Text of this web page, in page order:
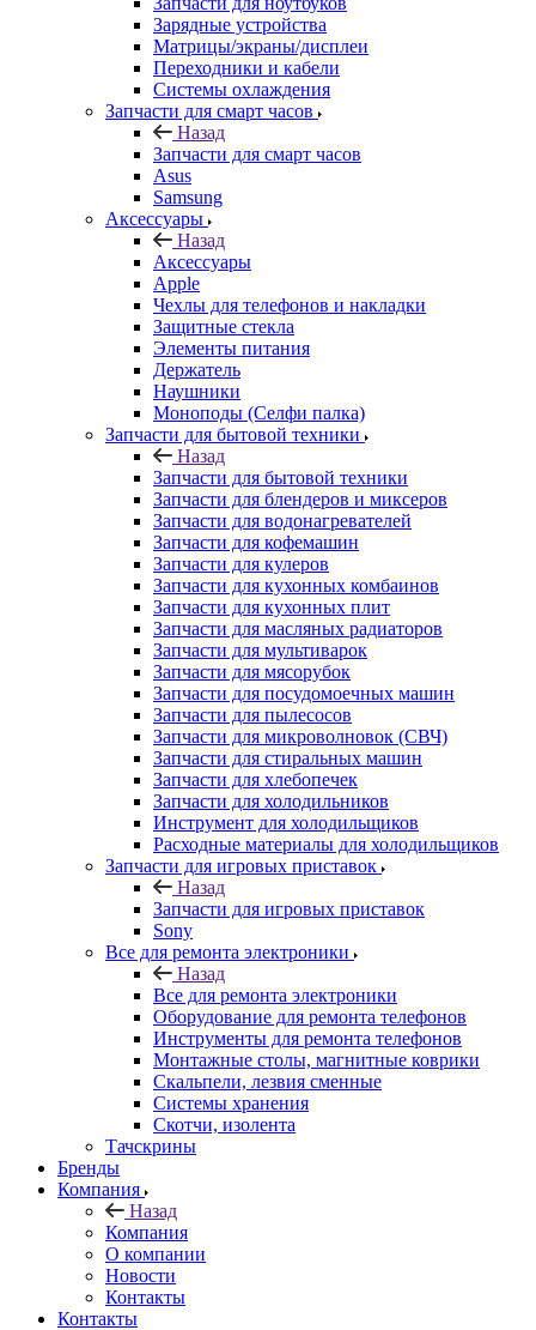
Зарядные устройства
Матрицы/экраны/дисплеи
Переходники и кабели
Системы охлаждения
Запчасти для смарт часов
Назад
Запчасти для смарт часов
Asus
Samsung
Аксессуары
Назад
Аксессуары
Apple
Чехлы для телефонов и накладки
Защитные стекла
Элементы питания
Держатель
Наушники
Моноподы (Селфи палка)
Запчасти для бытовой техники
Назад
Запчасти для бытовой техники
Запчасти для блендеров и миксеров
Запчасти для водонагревателей
Запчасти для кофемашин
Запчасти для кулеров
Запчасти для кухонных комбаинов
Запчасти для кухонных плит
Запчасти для масляных радиаторов
Запчасти для мультиварок
Запчасти для мясорубок
Запчасти для посудомоечных машин
Запчасти для пылесосов
Запчасти для микроволновок (СВЧ)
Запчасти для стиральных машин
Запчасти для хлебопечек
Запчасти для холодильников
Инструмент для холодильщиков
Расходные материалы для холодильщиков
Запчасти для игровых приставок
Назад
Запчасти для игровых приставок
Sony
Все для ремонта электроники
Назад
Все для ремонта электроники
Оборудование для ремонта телефонов
Инструменты для ремонта телефонов
Монтажные столы, магнитные коврики
Скальпели, лезвия сменные
Системы хранения
Скотчи, изолента
Тачскрины
Бренды
Компания
Назад
Компания
О компании
Новости
Контакты
Контакты